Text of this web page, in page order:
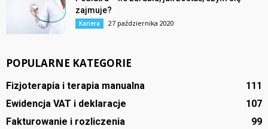
zajmuje?
Kariera 27 października 2020
POPULARNE KATEGORIE
Fizjoterapia i terapia manualna
111
Ewidencja VAT i deklaracje
107
Fakturowanie i rozliczenia
99